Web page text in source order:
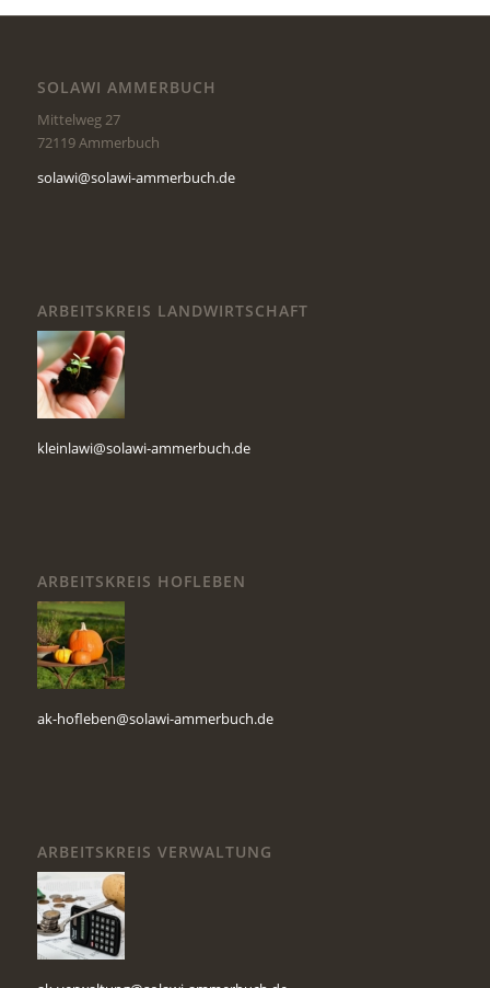
SOLAWI AMMERBUCH
Mittelweg 27
72119 Ammerbuch
solawi@solawi-ammerbuch.de
ARBEITSKREIS LANDWIRTSCHAFT
kleinlawi@solawi-ammerbuch.de
ARBEITSKREIS HOFLEBEN
ak-hofleben@solawi-ammerbuch.de
ARBEITSKREIS VERWALTUNG